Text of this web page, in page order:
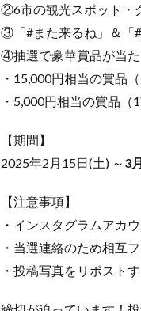
②6市の観光スポット・
③「#また来るね」＆「
④抽選で豪華賞品が当た
・15,000円相当の賞品
・5,000円相当の賞品（
【期間】
2025年2月15日(土) ～ 3
【注意事項】
・インスタグラムアカ
・当選連絡のため相互
・投稿写真をリポスト